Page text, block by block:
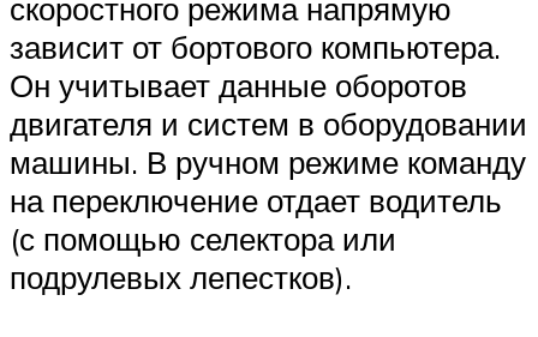
скоростного режима напрямую
зависит от бортового компьютера.
Он учитывает данные оборотов
двигателя и систем в оборудовании
машины. В ручном режиме команду
на переключение отдает водитель
(с помощью селектора или
подрулевых лепестков).